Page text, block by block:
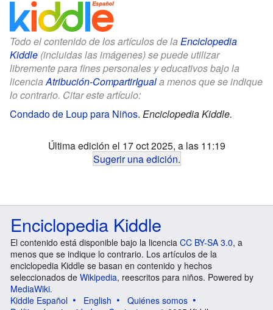
Todo el contenido de los artículos de la Enciclopedia
Kiddle (incluidas las imágenes) se puede utilizar
libremente para fines personales y educativos bajo la
licenciaAtribución-CompartirIguala menos que se indique
lo contrario. Citar este artículo:
Condado de Loup para Niños. Enciclopedia Kiddle.
Última edición el 17 oct 2025, a las 11:19
Sugerir una edición.
Enciclopedia Kiddle
El contenido está disponible bajo la licencia CC BY-SA 3.0, a
menos que se indique lo contrario. Los artículos de la
enciclopedia Kiddle se basan en contenido y hechos
seleccionados de Wikipedia, reescritos para niños. Powered by
MediaWiki.
Kiddle Español
English
Quiénes somos